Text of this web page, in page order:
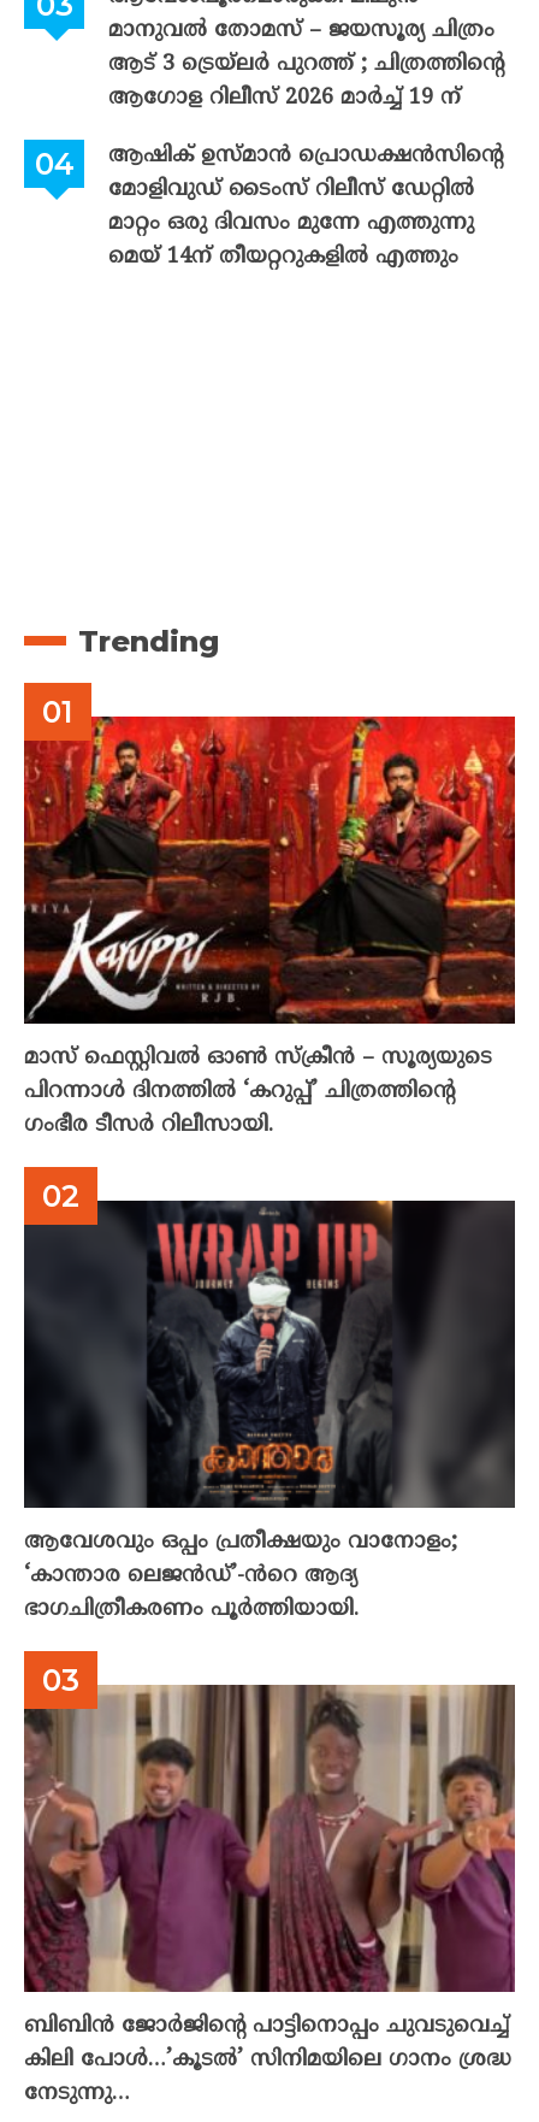
മാനുവൽ തോമസ് – ജയസൂര്യ ചിത്രം
ആട് 3 ട്രെയ്‌ലർ പുറത്ത് ; ചിത്രത്തിന്റെ
ആഗോള റിലീസ് 2026 മാർച്ച് 19 ന്
ആഷിക് ഉസ്മാൻ പ്രൊഡക്ഷൻസിന്റെ
മോളിവുഡ് ടൈംസ് റിലീസ് ഡേറ്റിൽ
മാറ്റം ഒരു ദിവസം മുന്നേ എത്തുന്നു
മെയ് 14ന് തീയറ്ററുകളിൽ എത്തും
Trending
മാസ് ഫെസ്റ്റിവൽ ഓൺ സ്‌ക്രീൻ – സൂര്യയുടെ
പിറന്നാൾ ദിനത്തിൽ ‘കറുപ്പ്’ ചിത്രത്തിന്റെ
ഗംഭീര ടീസർ റിലീസായി.
ആവേശവും ഒപ്പം പ്രതീക്ഷയും വാനോളം;
‘കാന്താര ലെജൻഡ്’-ൻറെ ആദ്യ
ഭാഗചിത്രീകരണം പൂർത്തിയായി.
ബിബിൻ ജോർജിന്റെ പാട്ടിനൊപ്പം ചുവടുവെച്ച്
കിലി പോൾ…’കൂടൽ’ സിനിമയിലെ ഗാനം ശ്രദ്ധ
നേടുന്നു…